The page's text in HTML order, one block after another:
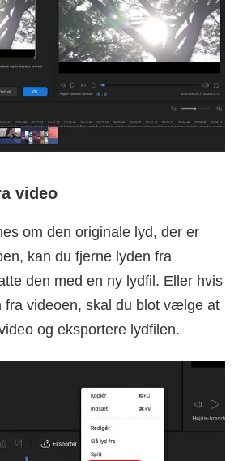
video
om den originale lyd, der er
kan du fjerne lyden fra
den med en ny lydfil. Eller hvis
fra videoen, skal du blot vælge at
og eksportere lydfilen.